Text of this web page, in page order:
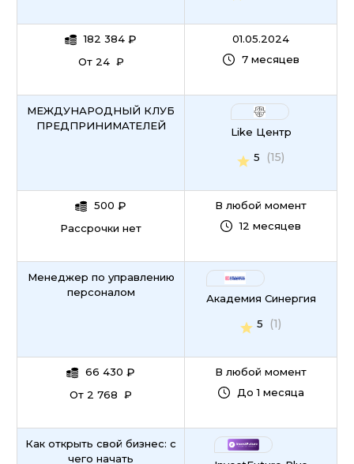
182 384 ₽
От 24 ₽
01.05.2024
7 месяцев
МЕЖДУНАРОДНЫЙ КЛУБ
ПРЕДПРИНИМАТЕЛЕЙ
500 ₽
Рассрочки нет
Like Центр
5
(15)
В любой момент
12 месяцев
Менеджер по управлению
персоналом
66 430 ₽
От 2 768 ₽
Академия Синергия
5
(1)
В любой момент
До 1 месяца
Как открыть свой бизнес: с
чего начать